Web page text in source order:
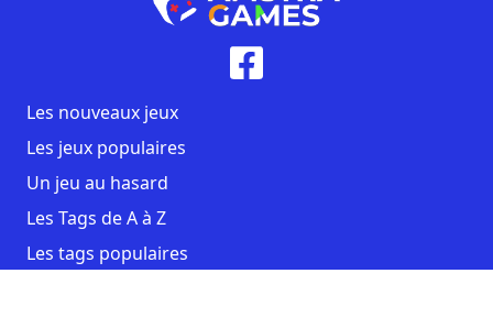
Les nouveaux jeux
Les jeux populaires
Un jeu au hasard
Les Tags de A à Z
Les tags populaires